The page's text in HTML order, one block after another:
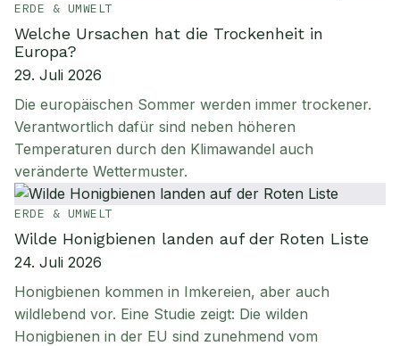
ERDE & UMWELT
Welche Ursachen hat die Trockenheit in
Europa?
29. Juli 2026
Die europäischen Sommer werden immer trockener.
Verantwortlich dafür sind neben höheren
Temperaturen durch den Klimawandel auch
veränderte Wettermuster.
ERDE & UMWELT
Wilde Honigbienen landen auf der Roten Liste
24. Juli 2026
Honigbienen kommen in Imkereien, aber auch
wildlebend vor. Eine Studie zeigt: Die wilden
Honigbienen in der EU sind zunehmend vom